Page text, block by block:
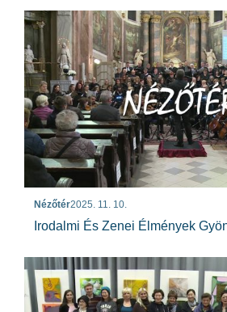
Nézőtér2025. 11. 10.
Irodalmi És Zenei Élmények